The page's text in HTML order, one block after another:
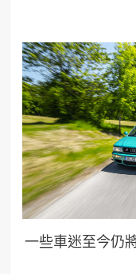
一些車迷至今仍